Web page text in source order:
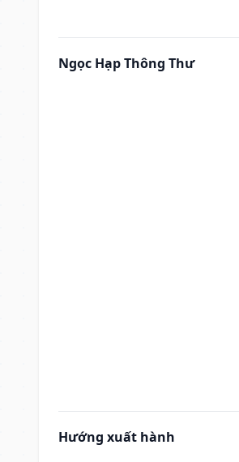
Ngọc Hạp Thông Thư
Hướng xuất hành